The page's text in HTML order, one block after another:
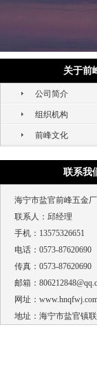
关于前
公司简介
组织机构
前峰文化
联系我
海宁市盐官前峰五金厂
联系人：邱经理
手机：13575326651
电话：0573-87620690
传真：0573-87620690
邮箱：
网址：
地址：海宁市盐官镇